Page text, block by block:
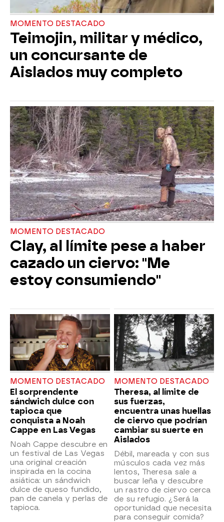
MOMENTO DESTACADO
Teimojin, militar y médico,
un concursante de
Aislados muy completo
MOMENTO DESTACADO
Clay, al límite pese a haber
cazado un ciervo: "Me
estoy consumiendo"
MOMENTO DESTACADO
El sorprendente
sándwich dulce con
tapioca que
conquista a Noah
Cappe en Las Vegas
Noah Cappe descubre en
un festival de Las Vegas
una original creación
inspirada en la cocina
asiática: un sándwich
dulce de queso fundido,
pan de canela y perlas de
tapioca.
MOMENTO DESTACADO
Theresa, al límite de
sus fuerzas,
encuentra unas huellas
de ciervo que podrían
cambiar su suerte en
Aislados
Débil, mareada y con sus
músculos cada vez más
lentos, Theresa sale a
buscar leña y descubre
un rastro de ciervo cerca
de su refugio. ¿Será la
oportunidad que necesita
para conseguir comida?